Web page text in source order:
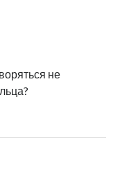
не